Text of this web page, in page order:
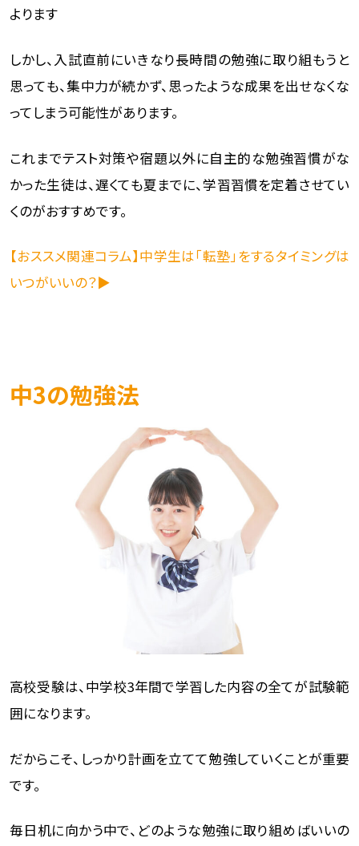
よります
しかし、入試直前にいきなり長時間の勉強に取り組もうと
思っても、集中力が続かず、思ったような成果を出せなくな
ってしまう可能性があります。
これまでテスト対策や宿題以外に自主的な勉強習慣がな
かった生徒は、遅くても夏までに、学習習慣を定着させてい
くのがおすすめです。
【おススメ関連コラム】中学生は「転塾」をするタイミングは
いつがいいの？▶
中3の勉強法
高校受験は、中学校3年間で学習した内容の全てが試験範
囲になります。
だからこそ、しっかり計画を立てて勉強していくことが重要
です。
毎日机に向かう中で、どのような勉強に取り組めばいいの